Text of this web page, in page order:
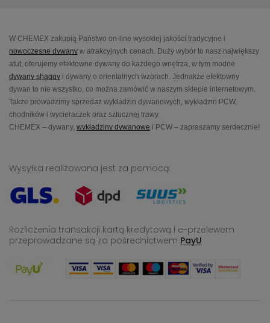
W CHEMEX zakupią Państwo on-line wysokiej jakości tradycyjne i
nowoczesne dywany w atrakcyjnych cenach. Duży wybór to nasz największy
atut, oferujemy efektowne dywany do każdego wnętrza, w tym modne
dywany shaggy i dywany o orientalnych wzorach. Jednakże efektowny
dywan to nie wszystko, co można zamówić w naszym sklepie internetowym.
Także prowadzimy sprzedaż wykładzin dywanowych, wykładzin PCW,
chodników i wycieraczek oraz sztucznej trawy.
CHEMEX – dywany, wykładziny dywanowe i PCW – zapraszamy serdecznie!
Wysyłka realizowana jest za pomocą:
Rozliczenia transakcji kartą kredytową i e-przelewem
przeprowadzane są za pośrednictwem PayU